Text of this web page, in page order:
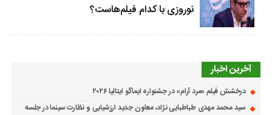
نوروزی با کدام فیلم‌هاست؟
آخرین اخبار
درخشش فیلم «مرد آرام» در جشنواره ایماگو ایتالیا ۲۰۲۶
سید محمد مهدی طباطبایی نژاد، معاون جدید ارزشیابی و نظارت سینما در جلسه